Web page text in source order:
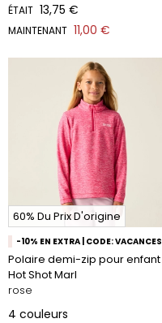
ÉTAIT 13,75 €
MAINTENANT 11,00 €
60% Du Prix D'origine
-10% EN EXTRA | CODE: VACANCES
Polaire demi-zip pour enfant
Hot Shot Marl
rose
4 couleurs